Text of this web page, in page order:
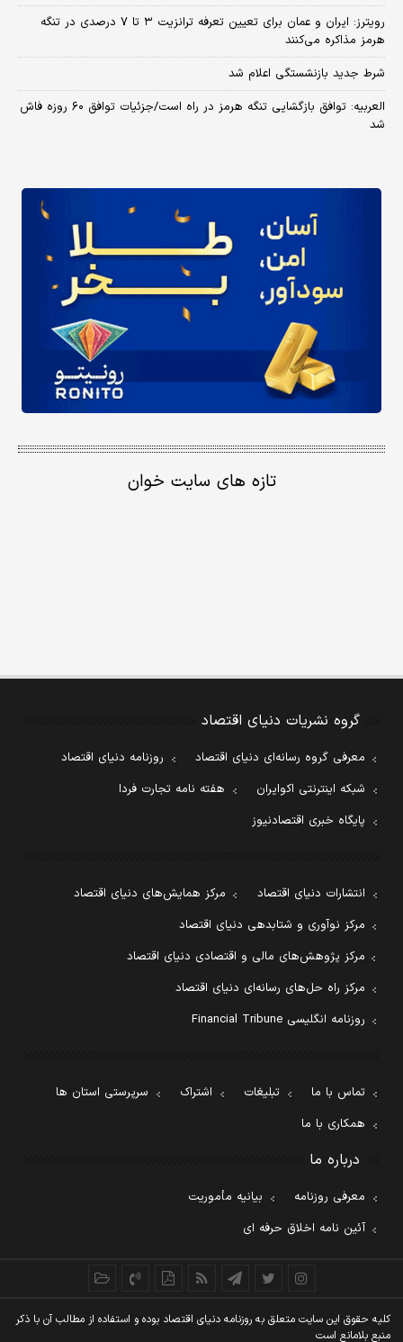
رویترز: ایران و عمان برای تعیین تعرفه ترانزیت ۳ تا ۷ درصدی در تنگه
هرمز مذاکره می‌کنند
شرط جدید بازنشستگی اعلام شد
العربیه: توافق بازگشایی تنگه هرمز در راه است/جزئیات توافق ۶۰ روزه فاش
شد
تازه های سایت خوان
گروه نشریات دنیای اقتصاد
معرفی گروه رسانه‌ای دنیای اقتصاد
روزنامه دنیای اقتصاد
شبکه اینترنتی اکوایران
هفته نامه تجارت فردا
پایگاه خبری اقتصادنیوز
انتشارات دنیای اقتصاد
مرکز همایش‌های دنیای اقتصاد
مرکز نوآوری و شتابدهی دنیای اقتصاد
مرکز پژوهش‌های مالی و اقتصادی دنیای اقتصاد
مرکز راه حل‌های رسانه‌ای دنیای اقتصاد
روزنامه انگلیسی Financial Tribune
تماس با ما تبلیغات اشتراک
سرپرستی استان ها
همکاری با ما
درباره ما
معرفی روزنامه
بیانیه مأموریت
آئین نامه اخلاق حرفه ای
کليه حقوق اين سايت متعلق به روزنامه دنيای اقتصاد بوده و استفاده از مطالب آن با ذکر
منبع بلامانع است